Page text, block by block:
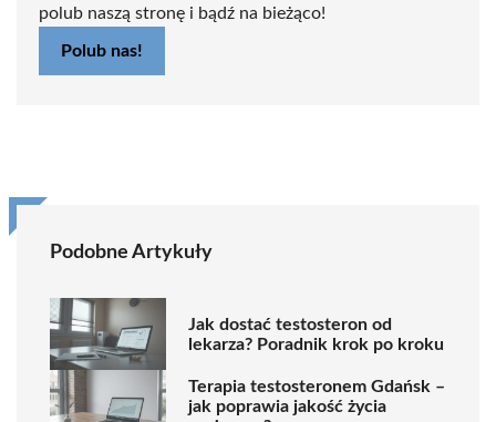
polub naszą stronę i bądź na bieżąco!
Polub nas!
Podobne Artykuły
Jak dostać testosteron od
lekarza? Poradnik krok po kroku
Terapia testosteronem Gdańsk –
jak poprawia jakość życia